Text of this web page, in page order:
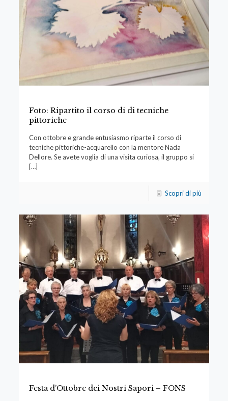
Foto: Ripartito il corso di di tecniche
pittoriche
Con ottobre e grande entusiasmo riparte il corso di
tecniche pittoriche-acquarello con la mentore Nada
Dellore. Se avete voglia di una visita curiosa, il gruppo si
[…]
Scopri di più
Festa d’Ottobre dei Nostri Sapori – FONS